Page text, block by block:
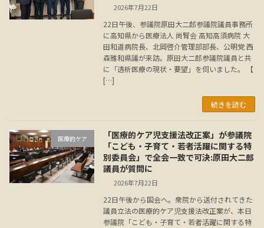
2026年7月22日
22日午後、参議院原田大二郎参議院議員事務所
に高知県から医療法人 尚腎会 高知高須病院 大
田和道病院長、北岡啓介管理部部長、公明党 西
森雅和県議が来訪。原田大二郎参議院議員と共
に「透析医療の現状・要望」を伺いました。 【
[…]
続きを読む
医療的ケア
「医療的ケア児支援法改正案」が参議院
「こども・子育て・若者活躍に関する特
別委員会」で全会一致で可決:原田大二郎
議員が質問に
2026年7月22日
22日午後から国会へ。衆院から送付されてきた
議員立法の医療的ケア児支援法改正案が、本日
参議院「こども・子育て・若者活躍に関する特